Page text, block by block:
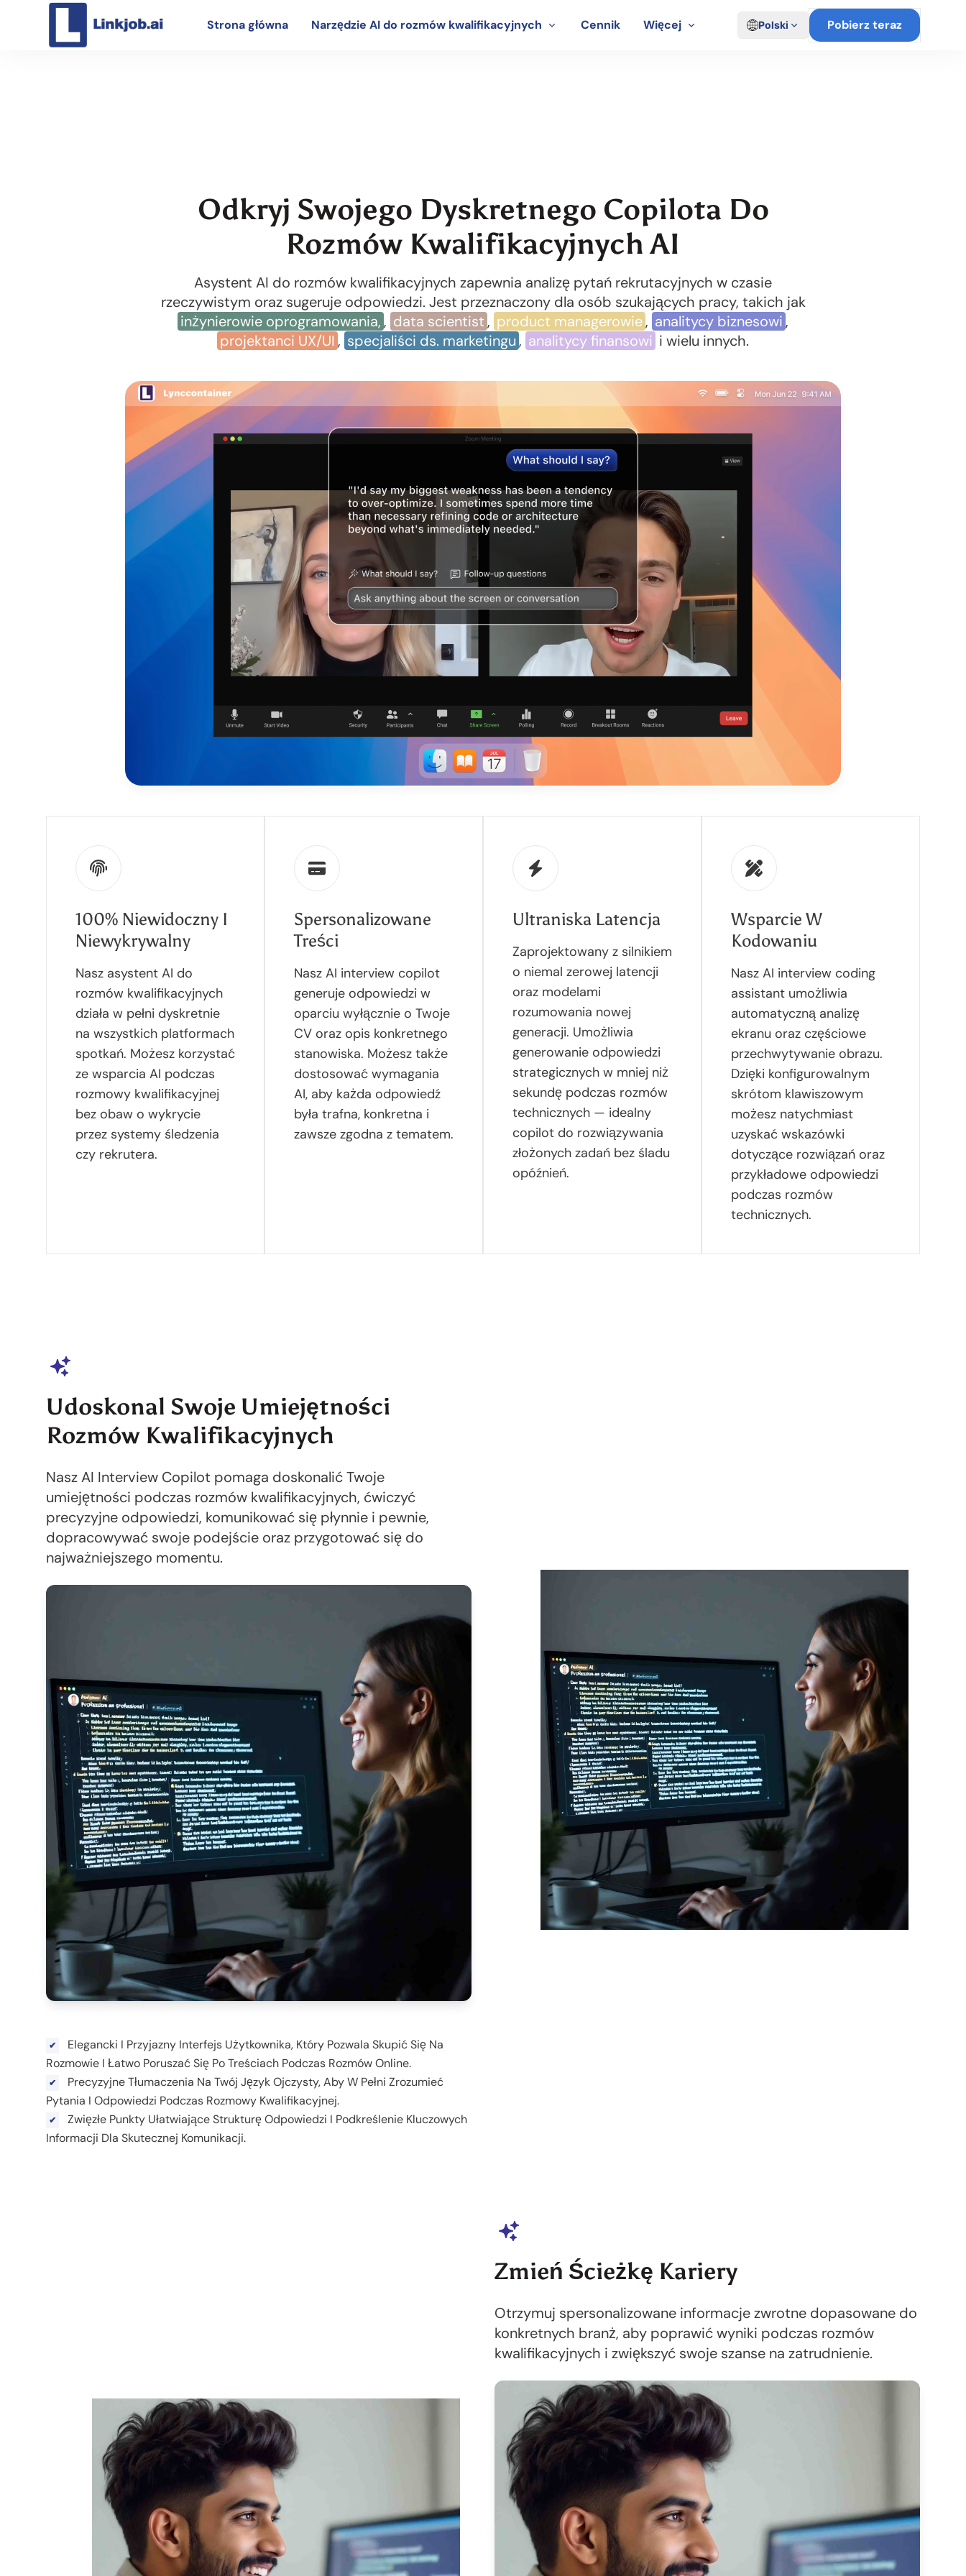
Strona główna Narzędzie AI do rozmów kwalifikacyjnych Cennik Więcej Polski Pobierz teraz
Odkryj Swojego Dyskretnego Copilota Do
Rozmów Kwalifikacyjnych AI
Asystent AI do rozmów kwalifikacyjnych zapewnia analizę pytań rekrutacyjnych w czasie
rzeczywistym oraz sugeruje odpowiedzi. Jest przeznaczony dla osób szukających pracy, takich jak
inżynierowie oprogramowania,, data scientist, product managerowie, analitycy biznesowi,
projektanci UX/UI, specjaliści ds. marketingu, analitycy finansowi i wielu innych.
100% Niewidoczny I
Niewykrywalny
Nasz asystent AI do
rozmów kwalifikacyjnych
działa w pełni dyskretnie
na wszystkich platformach
spotkań. Możesz korzystać
ze wsparcia AI podczas
rozmowy kwalifikacyjnej
bez obaw o wykrycie
przez systemy śledzenia
czy rekrutera.
Spersonalizowane
Treści
Nasz AI interview copilot
generuje odpowiedzi w
oparciu wyłącznie o Twoje
CV oraz opis konkretnego
stanowiska. Możesz także
dostosować wymagania
AI, aby każda odpowiedź
była trafna, konkretna i
zawsze zgodna z tematem.
Ultraniska Latencja
Zaprojektowany z silnikiem
o niemal zerowej latencji
oraz modelami
rozumowania nowej
generacji. Umożliwia
generowanie odpowiedzi
strategicznych w mniej niż
sekundę podczas rozmów
technicznych — idealny
copilot do rozwiązywania
złożonych zadań bez śladu
opóźnień.
Wsparcie W
Kodowaniu
Nasz AI interview coding
assistant umożliwia
automatyczną analizę
ekranu oraz częściowe
przechwytywanie obrazu.
Dzięki konfigurowalnym
skrótom klawiszowym
możesz natychmiast
uzyskać wskazówki
dotyczące rozwiązań oraz
przykładowe odpowiedzi
podczas rozmów
technicznych.
Udoskonal Swoje Umiejętności
Rozmów Kwalifikacyjnych
Nasz AI Interview Copilot pomaga doskonalić Twoje
umiejętności podczas rozmów kwalifikacyjnych, ćwiczyć
precyzyjne odpowiedzi, komunikować się płynnie i pewnie,
dopracowywać swoje podejście oraz przygotować się do
najważniejszego momentu.
Elegancki I Przyjazny Interfejs Użytkownika, Który Pozwala Skupić Się Na
Rozmowie I Łatwo Poruszać Się Po Treściach Podczas Rozmów Online.
Precyzyjne Tłumaczenia Na Twój Język Ojczysty, Aby W Pełni Zrozumieć
Pytania I Odpowiedzi Podczas Rozmowy Kwalifikacyjnej.
Zwięzłe Punkty Ułatwiające Strukturę Odpowiedzi I Podkreślenie Kluczowych
Informacji Dla Skutecznej Komunikacji.
Zmień Ścieżkę Kariery
Otrzymuj spersonalizowane informacje zwrotne dopasowane do
konkretnych branż, aby poprawić wyniki podczas rozmów
kwalifikacyjnych i zwiększyć swoje szanse na zatrudnienie.